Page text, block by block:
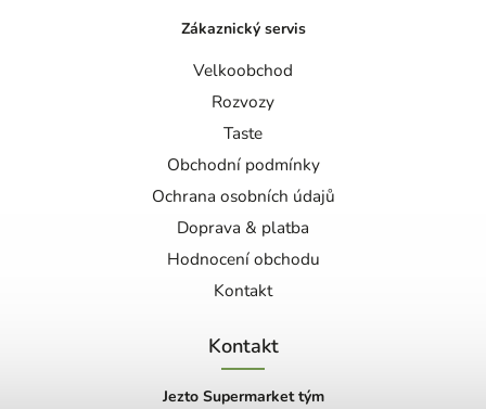
Zákaznický servis
Velkoobchod
Rozvozy
Taste
Obchodní podmínky
Ochrana osobních údajů
Doprava & platba
Hodnocení obchodu
Kontakt
Kontakt
Jezto Supermarket tým